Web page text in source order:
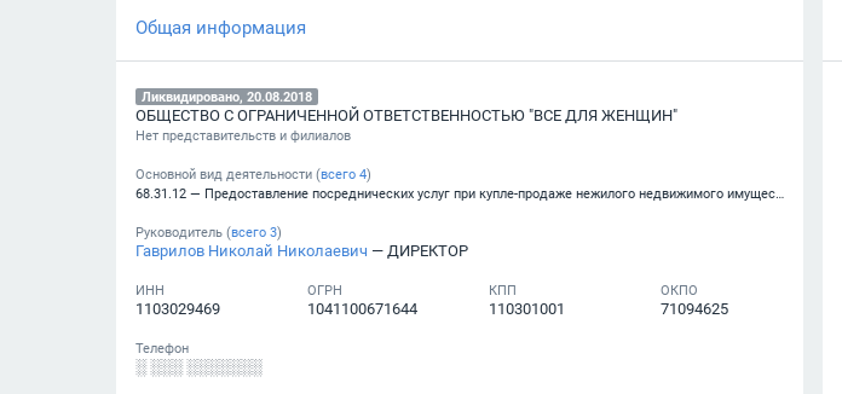
Общая информация
Ликвидировано, 20.08.2018
ОБЩЕСТВО С ОГРАНИЧЕННОЙ ОТВЕТСТВЕННОСТЬЮ "ВСЕ ДЛЯ ЖЕНЩИН"
Нет представительств и филиалов
Основной вид деятельности (всего 4)
68.31.12 — Предоставление посреднических услуг при купле-продаже нежилого недвижимого имущества за вознаграждение или на договорной основе
Руководитель (всего 3)
Гаврилов Николай Николаевич — ДИРЕКТОР
ИНН
1103029469
ОГРН
1041100671644
КПП
110301001
ОКПО
71094625
Телефон
░ ░░░ ░░░░░░░